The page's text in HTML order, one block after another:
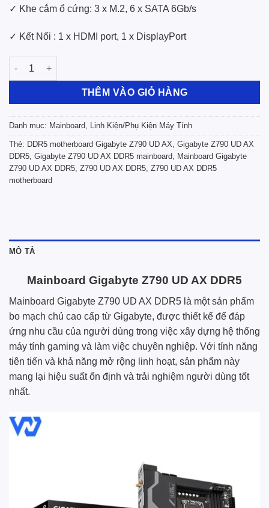
✓ Khe cắm ổ cứng: 3 x M.2, 6 x SATA 6Gb/s
✓ Kết Nối : 1 x HDMI port, 1 x DisplayPort
Mainboard Gigabyte Z790 UD AX DDR5 số lượng
THÊM VÀO GIỎ HÀNG
Danh mục: Mainboard, Linh Kiện/Phụ Kiện Máy Tính
Thẻ: DDR5 motherboard Gigabyte Z790 UD AX, Gigabyte Z790 UD AX
DDR5, Gigabyte Z790 UD AX DDR5 mainboard, Mainboard Gigabyte
Z790 UD AX DDR5, Z790 UD AX DDR5, Z790 UD AX DDR5
motherboard
MÔ TẢ
Mainboard Gigabyte Z790 UD AX DDR5
Mainboard Gigabyte Z790 UD AX DDR5 là một sản phẩm
bo mạch chủ cao cấp từ Gigabyte, được thiết kế để đáp
ứng nhu cầu của người dùng trong việc xây dựng hệ thống
máy tính gaming và làm việc chuyên nghiệp. Với tính năng
tiên tiến và khả năng mở rộng linh hoạt, sản phẩm này
mang lại hiệu suất ổn định và trải nghiệm người dùng tốt
nhất.